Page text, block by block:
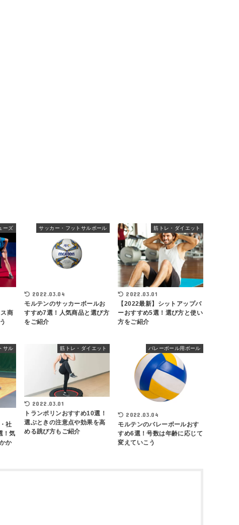
ーズ
商
サッカー・フットサルボール
2022.03.04
モルテンのサッカーボールお
すすめ7選！人気商品と選び方
をご紹介
筋トレ・ダイエット
2022.03.01
【2022最新】シットアップバ
ーおすすめ5選！選び方と使い
方をご紹介
サル
社
！気
か
筋トレ・ダイエット
2022.03.01
トランポリンおすすめ10選！
選ぶときの注意点や効果を高
める跳び方もご紹介
バレーボール用ボール
2022.03.04
モルテンのバレーボールおす
すめ6選！号数は年齢に応じて
変えていこう